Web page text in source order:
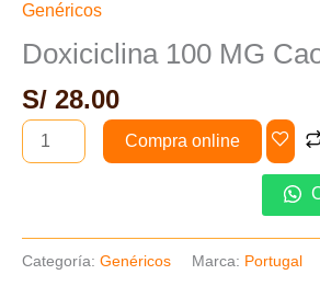
Genéricos
Doxiciclina 100 MG
S/ 28.00
Doxiciclina
100
Caos
-
caja
unid
cantidad
Compra online
Categoría:Genéricos Marca: Portugal